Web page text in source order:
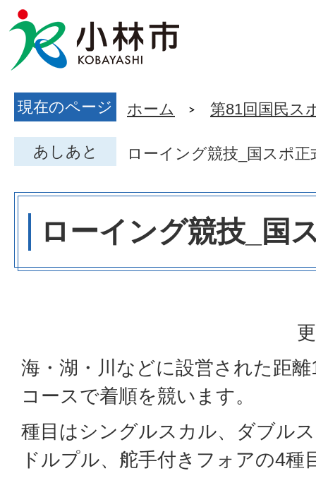
現在のページ ホーム 第81回国民ス
あしあと ローイング競技_国スポ正
ローイング競技_国
海・湖・川などに設営された距
コースで着順を競います。
種目はシングルスカル、ダブル
ドルプル、舵手付きフォアの4種